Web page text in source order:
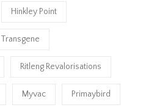
Hinkley Point
Transgene
Ritleng Revalorisations
Myvac Primaybird